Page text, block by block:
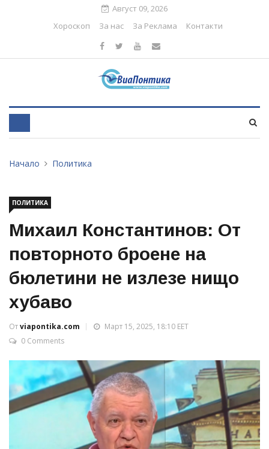
Август 09, 2026
Хороскоп
За нас За Реклама Контакти
Начало Политика
ПОЛИТИКА
Михаил Константинов: От
повторното броене на
бюлетини не излезе нищо
хубаво
Отviapontika.com
Март 15, 2025, 18:10 EET
0 Comments